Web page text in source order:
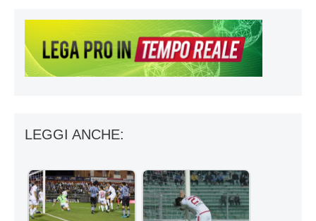
LEGGI ANCHE: